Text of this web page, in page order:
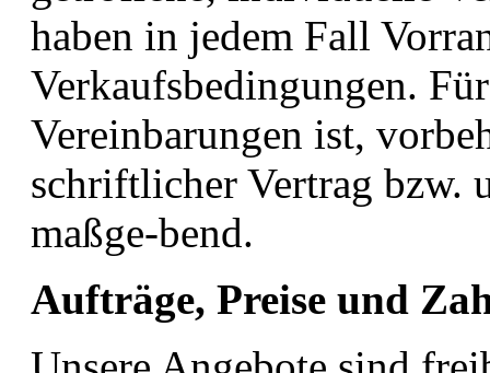
haben in jedem Fall
Verkaufsbedingungen.
Vereinbarungen ist,
schriftlicher Vertrag bzw.
maßge-bend.
Aufträge, Preise und